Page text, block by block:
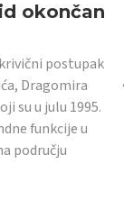
okončan
postupak
Dragomira
su u julu 1995.
funkcije u
području